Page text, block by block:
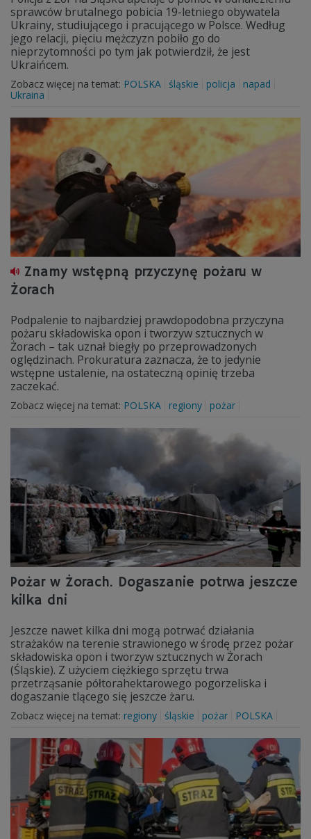
sprawców brutalnego pobicia 19-letniego obywatela
Ukrainy, studiującego i pracującego w Polsce. Według
jego relacji, pięciu mężczyzn pobiło go do
nieprzytomności po tym jak potwierdził, że jest
Ukraińcem.
Zobacz więcej na temat: POLSKA śląskie policja
napad
Ukraina
Znamy wstępną przyczynę pożaru w
Żorach
Podpalenie to najbardziej prawdopodobna przyczyna
pożaru składowiska opon i tworzyw sztucznych w
Żorach – tak uznał biegły po przeprowadzonych
oględzinach. Prokuratura zaznacza, że to jedynie
wstępne ustalenie, na ostateczną opinię trzeba
zaczekać.
Zobacz więcej na temat: POLSKA regiony pożar
Pożar w Żorach. Dogaszanie potrwa jeszcze
kilka dni
Jeszcze nawet kilka dni mogą potrwać działania
strażaków na terenie strawionego w środę przez pożar
składowiska opon i tworzyw sztucznych w Żorach
(Śląskie). Z użyciem ciężkiego sprzętu trwa
przetrząsanie półtorahektarowego pogorzeliska i
dogaszanie tlącego się jeszcze żaru.
Zobacz więcej na temat: regiony śląskie pożar POLSKA